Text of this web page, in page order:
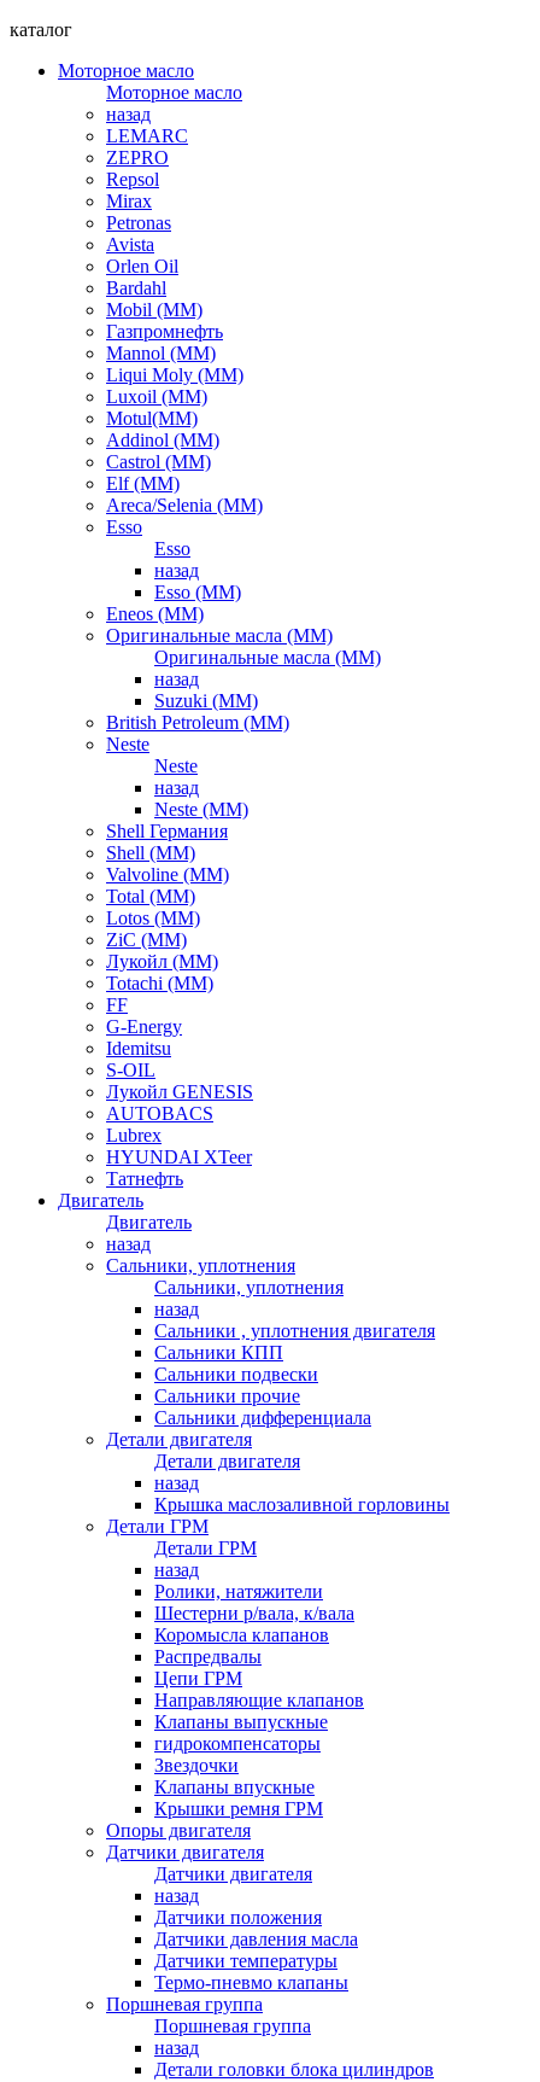
каталог
Моторное масло
Моторное масло
назад
LEMARC
ZEPRO
Repsol
Mirax
Petronas
Avista
Orlen Oil
Bardahl
Mobil (ММ)
Газпромнефть
Mannol (ММ)
Liqui Moly (ММ)
Luxoil (ММ)
Motul(ММ)
Addinol (ММ)
Castrol (ММ)
Elf (ММ)
Areca/Selenia (ММ)
Esso
Esso
назад
Esso (ММ)
Eneos (ММ)
Оригинальные масла (ММ)
Оригинальные масла (ММ)
назад
Suzuki (ММ)
British Petroleum (ММ)
Neste
Neste
назад
Neste (ММ)
Shell Германия
Shell (ММ)
Valvoline (ММ)
Total (ММ)
Lotos (ММ)
ZiC (ММ)
Лукойл (ММ)
Totachi (MM)
FF
G-Energy
Idemitsu
S-OIL
Лукойл GENESIS
AUTOBACS
Lubrex
HYUNDAI XTeer
Татнефть
Двигатель
Двигатель
назад
Сальники, уплотнения
Сальники, уплотнения
назад
Сальники , уплотнения двигателя
Сальники КПП
Сальники подвески
Сальники прочие
Сальники дифференциала
Детали двигателя
Детали двигателя
назад
Крышка маслозаливной горловины
Детали ГРМ
Детали ГРМ
назад
Ролики, натяжители
Шестерни р/вала, к/вала
Коромысла клапанов
Распредвалы
Цепи ГРМ
Направляющие клапанов
Клапаны выпускные
гидрокомпенсаторы
Звездочки
Клапаны впускные
Крышки ремня ГРМ
Опоры двигателя
Датчики двигателя
Датчики двигателя
назад
Датчики положения
Датчики давления масла
Датчики температуры
Термо-пневмо клапаны
Поршневая группа
Поршневая группа
назад
Детали головки блока цилиндров